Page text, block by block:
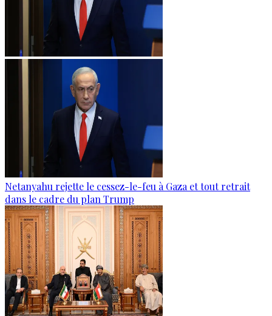
Netanyahu rejette le cessez-le-feu à Gaza et tout retrait
dans le cadre du plan Trump